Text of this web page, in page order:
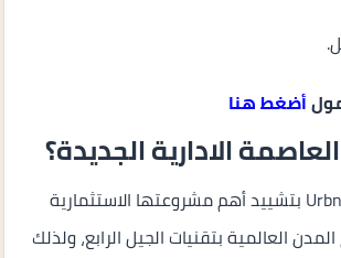
أضغط هنا
الادارية الجديدة؟
Urbnlanes Development بتشييد أهم مشروعتها الاستثمارية
العالمية بتقنيات الجيل الرابع، ولذلك